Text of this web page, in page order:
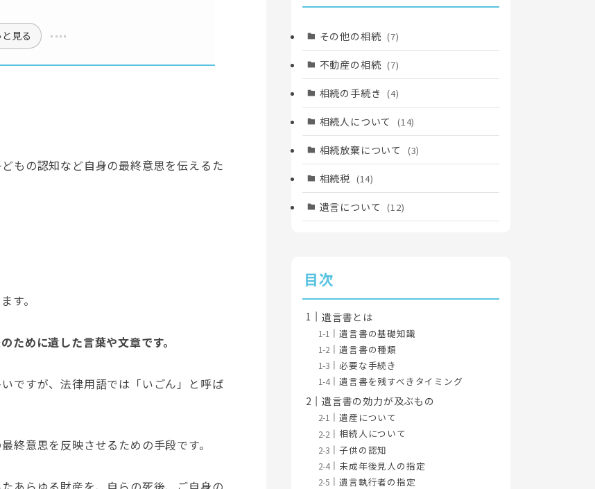
見る
もの認知など自身の最終意思を伝えるた
す。
ために遺した言葉や文章です。
ですが、法律用語では「いごん」と呼ば
終意思を反映させるための手段です。
その他の相続 (7)
不動産の相続 (7)
相続の手続き (4)
相続人について (14)
相続放棄について (3)
相続税 (14)
遺言について (12)
目次
遺言書とは
遺言書の基礎知識
遺言書の種類
必要な手続き
遺言書を残すべきタイミング
遺言書の効力が及ぶもの
遺産について
相続人について
子供の認知
未成年後見人の指定
遺言執行者の指定